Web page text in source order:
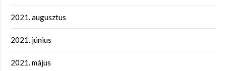
2021. augusztus
2021. június
2021. május